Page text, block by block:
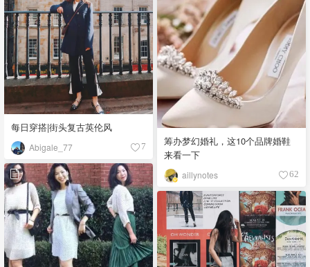
每日穿搭|街头复古英伦风
Abigale_77 7
筹办梦幻婚礼，这10个品牌婚鞋
来看一下
aillynotes 62